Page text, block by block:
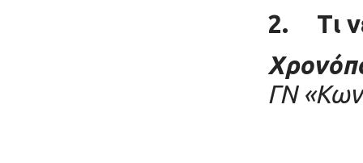
2. Τι
ΓΝ